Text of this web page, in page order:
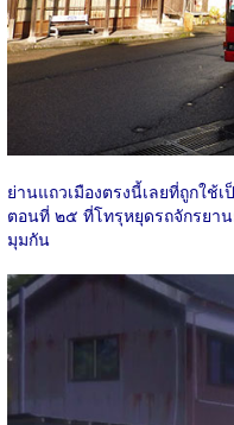
ย่านแถวเมืองตรงนี้เลยที่ถูกใช้
ตอนที่ ๒๕ ที่โทรุหยุดรถจักรยา
มุมกัน